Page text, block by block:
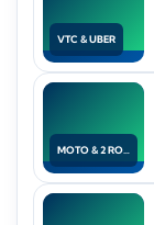
VTC & UBER